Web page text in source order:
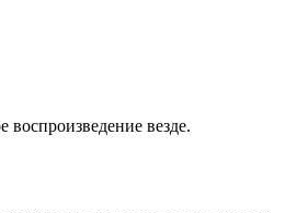
везде.